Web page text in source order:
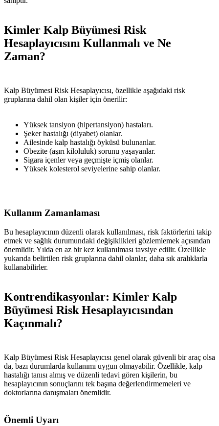
Kimler Kalp Büyümesi Risk
Hesaplayıcısını Kullanmalı ve Ne
Zaman?
Kalp Büyümesi Risk Hesaplayıcısı, özellikle aşağıdaki risk
gruplarına dahil olan kişiler için önerilir:
Yüksek tansiyon (hipertansiyon) hastaları.
Şeker hastalığı (diyabet) olanlar.
Ailesinde kalp hastalığı öyküsü bulunanlar.
Obezite (aşırı kiloluluk) sorunu yaşayanlar.
Sigara içenler veya geçmişte içmiş olanlar.
Yüksek kolesterol seviyelerine sahip olanlar.
Kullanım Zamanlaması
Bu hesaplayıcının düzenli olarak kullanılması, risk faktörlerini takip
etmek ve sağlık durumundaki değişiklikleri gözlemlemek açısından
önemlidir. Yılda en az bir kez kullanılması tavsiye edilir. Özellikle
yukarıda belirtilen risk gruplarına dahil olanlar, daha sık aralıklarla
kullanabilirler.
Kontrendikasyonlar: Kimler Kalp
Büyümesi Risk Hesaplayıcısından
Kaçınmalı?
Kalp Büyümesi Risk Hesaplayıcısı genel olarak güvenli bir araç olsa
da, bazı durumlarda kullanımı uygun olmayabilir. Özellikle, kalp
hastalığı tanısı almış ve düzenli tedavi gören kişilerin, bu
hesaplayıcının sonuçlarını tek başına değerlendirmemeleri ve
doktorlarına danışmaları önemlidir.
Önemli Uyarı